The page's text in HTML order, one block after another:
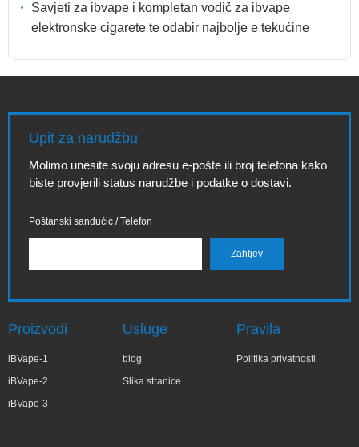
Savjeti za ibvape i kompletan vodič za ibvape
elektronske cigarete te odabir najbolje e tekućine
Upit za narudžbu
Molimo unesite svoju adresu e-pošte ili broj telefona kako
biste provjerili status narudžbe i podatke o dostavi.
Poštanski sandučić / Telefon
Proizvodi
iBVape-1
iBVape-2
iBVape-3
Usluge
blog
Slika stranice
Pravila
Politika privatnosti